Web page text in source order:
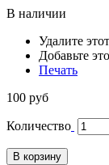
В наличии
Удалите
Добавьте
Печать
100 руб
Количество
В корзину